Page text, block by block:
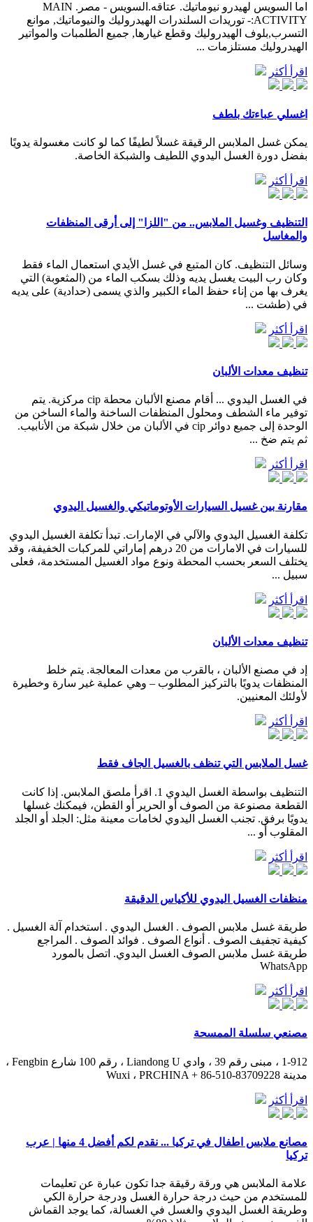
اما السويس لهيدرو نيوماتيك. عتاقه.السويس - مصر. MAIN
ACTIVITY:- توريدات السلندرات الهيدروليك والنيوماتيك, موانع
التسرب,بلوف الهيدروليك وقطع غيارها, جميع الطلمبات والمواتير
الهيدروليك مستلزمات ...
اقرأ أكثر
اغسلي عباءتك بلطف
يمكن غسل الملابس الرقيقة غسلاً لطيفًا كما لو كانت مغسولة يدويًا
بفضل دورة الغسل اليدوي اللطيف والشبكة الخاصة.
اقرأ أكثر
التنظيف وغسيل الملابس.. من "اللزا" إلى أرقى المنظفات
والمغاسل
وسائل التنظيف. كان المتبع في غسل الأيدي استعمال الماء فقط
وكان رب البيت يغسل يديه وذلك بسكب الماء من (المثعوبة) التي
يغرف بها من إناء حفظ الماء الكبير والذي يسمى (حدادية) على يديه
في (طشت ...
اقرأ أكثر
تنظيف معدات الألبان
في الغسل اليدوي ... أقام مصنع الألبان محطة cip مركزية. يتم
توفير ماء الشطف ومحلول المنظفات الساخنة والماء الساخن من
الوحدة إلى جميع دوائر cip في الألبان من خلال شبكة من الأنابيب.
ثم يتم ضخ ...
اقرأ أكثر
مقارنة بين غسيل السيارات الأوتوماتيكي والغسيل اليدوي
تكلفة الغسيل اليدوي والآلي في الإمارات. تبدأ تكلفة الغسيل اليدوي
للسيارات في الامارات من 20 درهم إماراتي للمركبات الخفيفة، وقد
يختلف السعر بحسب المحطة ونوع مواد الغسيل المستخدمة، فعلى
سبيل ...
اقرأ أكثر
تنظيف معدات الألبان
إد في مصنع الألبان ، بالقرب من معدات المعالجة. يتم خلط
المنظفات يدويًا بالتركيز المطلوب – وهي عملية غير سارة وخطيرة
لأولئك المعنيين.
اقرأ أكثر
غسل الملابس التي تنظف بالغسيل الجاف فقط
التنظيف بواسطة الغسل اليدوي 1. اقرأ ملصق الملابس. إذا كانت
القطعة مصنوعة من الصوف أو الحرير أو القطن، فيمكنك غسلها
يدويًا برفق. تجنب الغسل اليدوي لخامات معينة مثل: الجلد أو الجلد
المقلوب أو ...
اقرأ أكثر
منظفات الغسيل اليدوي للأكياس الدقيقة
طريقة غسل ملابس الصوف . الغسل اليدوي . استخدام آلة الغسيل .
كيفية تجفيف الصوف . أنواع الصوف . فوائد الصوف . المراجع
طريقة غسل ملابس الصوف الغسل اليدوي. اتصل بالمورد
WhatsApp
اقرأ أكثر
مصنعي سلسلة الممسحة
1-912 ، مبنى رقم 39 ، وادي Liandong U ، رقم 100 شارع Fengbin ،
مدينة Wuxi ، PRCHINA + 86-510-83709228
اقرأ أكثر
مصانع ملابس اطفال في تركيا ... نقدم لكم أفضل 4 منها | عرب
تركيا
علامة الملابس هي ورقة رقيقة جدا تكون عبارة عن تعليمات
للمستخدم من حيث درجة حرارة الغسل ودرجة حرارة الكي
وطريقة الغسل اليدوي والغسل في الغسالة، كما يوجد القماش